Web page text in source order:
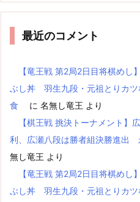
最近のコメント
【竜王戦 第2局2日目将棋めし
ぶし丼 羽生九段・元祖とりカツ
食
に 名無し竜王 より
【棋王戦 挑決トーナメント】
利、広瀬八段は勝者組決勝進出
無し竜王 より
【竜王戦 第2局2日目将棋めし
ぶし丼 羽生九段・元祖とりカツ